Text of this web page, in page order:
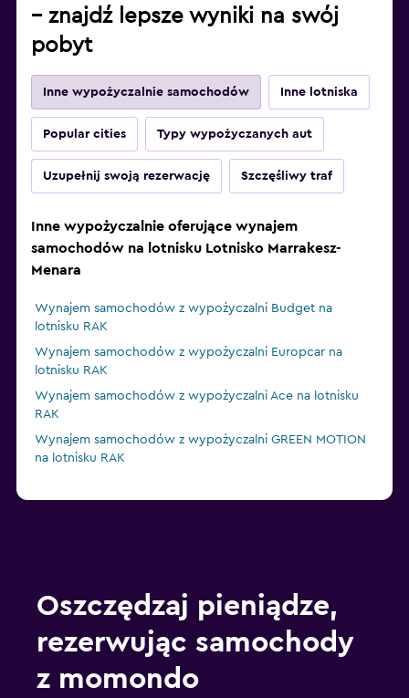
– znajdź lepsze wyniki na swój
pobyt
Inne wypożyczalnie samochodów Inne lotniska
Popular cities Typy wypożyczanych aut
Uzupełnij swoją rezerwację Szczęśliwy traf
Inne wypożyczalnie oferujące wynajem
samochodów na lotnisku Lotnisko Marrakesz-
Menara
Wynajem samochodów z wypożyczalni Budget na
lotnisku RAK
Wynajem samochodów z wypożyczalni Europcar na
lotnisku RAK
Wynajem samochodów z wypożyczalni Ace na lotnisku
RAK
Wynajem samochodów z wypożyczalni GREEN MOTION
na lotnisku RAK
Oszczędzaj pieniądze,
rezerwując samochody
z momondo